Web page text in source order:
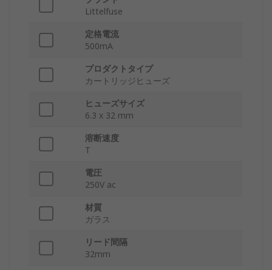
Littelfuse
定格電流
500mA
プロダクトタイプ
カートリッジヒューズ
ヒューズサイズ
6.3 x 32 mm
溶断速度
T
電圧
250V ac
材質
ガラス
リード間隔
32mm